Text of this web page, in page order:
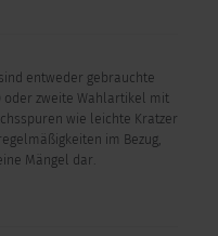
entweder gebrauchte
zweite Wahlartikel mit
wie leichte Kratzer
im Bezug,
Mängel dar.